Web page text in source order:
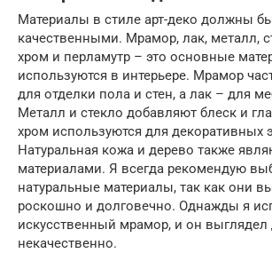
Материалы в стиле арт-деко должны
качественными. Мрамор, лак, металл,
хром и перламутр – это основные
используются в интерьере. Мрамор
для отделки пола и стен, а лак – для
Металл и стекло добавляют блеск и
хром используются для декоративных
Натуральная кожа и дерево также
материалами. Я всегда рекомендую
натуральные материалы, так как они
роскошно и долговечно. Однажды я
искусственный мрамор, и он
некачественно.